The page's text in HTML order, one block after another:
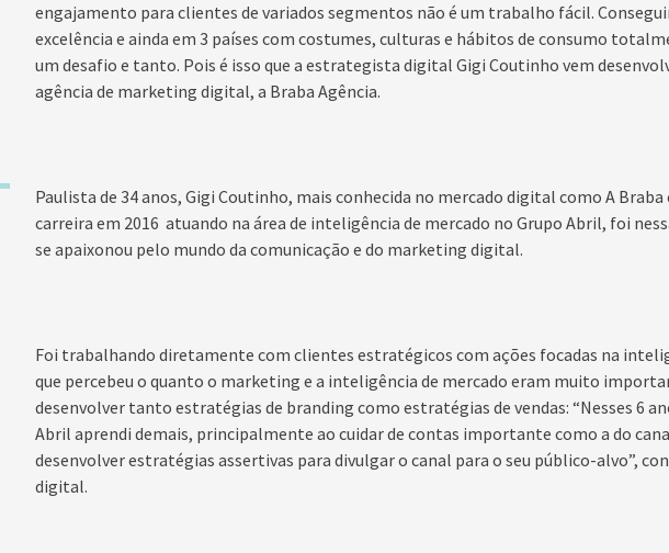
engajamento para clientes de variados segmentos não é um trabalho fácil.
excelência e ainda em 3 países com costumes, culturas e hábitos de consumo
um desafio e tanto. Pois é isso que a estrategista digital Gigi Coutinho vem
agência de marketing digital, a Braba Agência.
Paulista de 34 anos, Gigi Coutinho, mais conhecida no mercado digital como A Braba
carreira em 2016 atuando na área de inteligência de mercado no Grupo Abril, foi
se apaixonou pelo mundo da comunicação e do marketing digital.
Foi trabalhando diretamente com clientes estratégicos com ações focadas na
que percebeu o quanto o marketing e a inteligência de mercado eram muito
desenvolver tanto estratégias de branding como estratégias de vendas: “Nesses 6
Abril aprendi demais, principalmente ao cuidar de contas importante como a do
desenvolver estratégias assertivas para divulgar o canal para o seu público-alvo”,
digital.